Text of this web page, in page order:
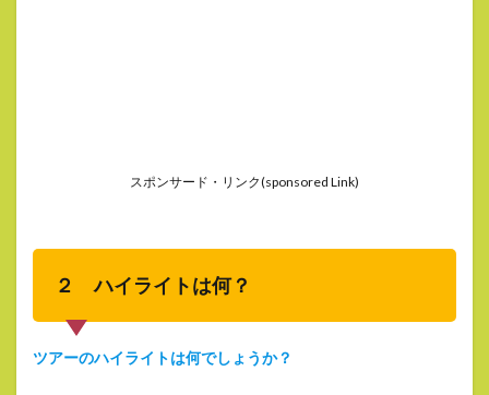
スポンサード・リンク(sponsored Link)
２ ハイライトは何？
ツアーのハイライトは何でしょうか？